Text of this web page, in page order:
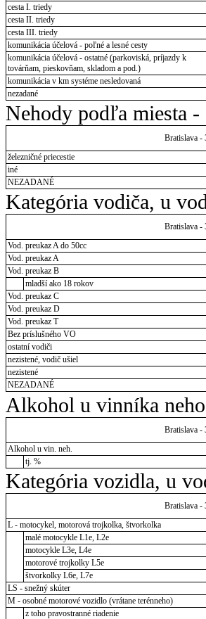
cesta I. triedy
cesta II. triedy
cesta III. triedy
komunikácia účelová - poľné a lesné cesty
komunikácia účelová - ostatné (parkoviská, príjazdy k
továrňam, pieskovňam, skladom a pod.)
komunikácia v km systéme nesledovaná
nezadané
Nehody podľa miesta
Bratislava -
železničné priecestie
iné
NEZADANÉ
Kategória vodiča, u
Bratislava -
Vod. preukaz A do 50cc
Vod. preukaz A
Vod. preukaz B
mladší ako 18 rokov
Vod. preukaz C
Vod. preukaz D
Vod. preukaz T
Bez príslušného VO
ostatní vodiči
nezistené, vodič ušiel
nezistené
NEZADANÉ
Alkohol u vinníka
Bratislava -
Alkohol u vin. neh.
tj. %
Kategória vozidla, u
Bratislava -
L - motocykel, motorová trojkolka, štvorkolka
malé motocykle L1e, L2e
motocykle L3e, L4e
motorové trojkolky L5e
štvorkolky L6e, L7e
LS - snežný skúter
M - osobné motorové vozidlo (vrátane terénneho)
z toho pravostranné riadenie